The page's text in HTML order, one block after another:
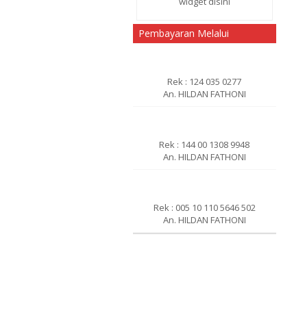
Pembayaran Melalui
Rek : 124 035 0277
An. HILDAN FATHONI
Rek : 144 00 1308 9948
An. HILDAN FATHONI
Rek : 005 10 110 5646 502
An. HILDAN FATHONI